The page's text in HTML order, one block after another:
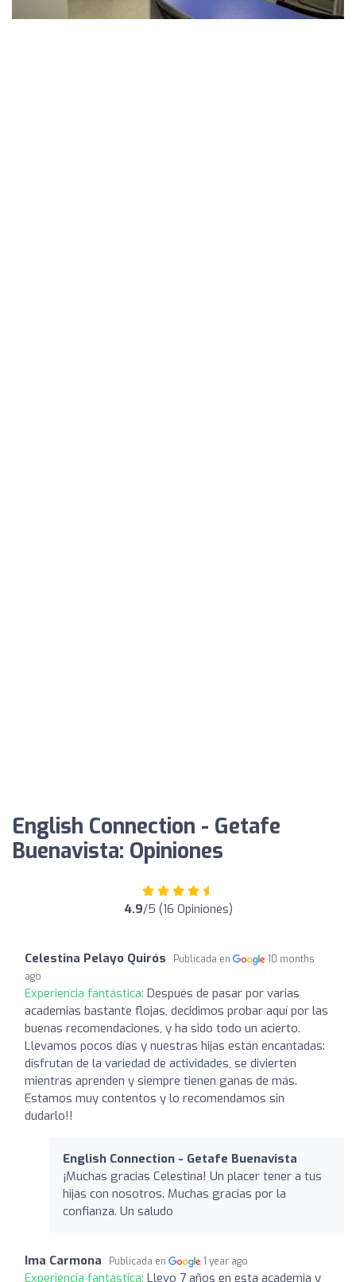
English Connection - Getafe
Buenavista: Opiniones
4.9/5 (16 Opiniones)
Celestina Pelayo Quirós Publicada en
10 months
ago
Experiencia fantástica: Después de pasar por varias
academias bastante flojas, decidimos probar aquí por las
buenas recomendaciones, y ha sido todo un acierto.
Llevamos pocos días y nuestras hijas están encantadas:
disfrutan de la variedad de actividades, se divierten
mientras aprenden y siempre tienen ganas de más.
Estamos muy contentos y lo recomendamos sin
dudarlo!!
English Connection - Getafe Buenavista
¡Muchas gracias Celestina! Un placer tener a tus
hijas con nosotros. Muchas gracias por la
confianza. Un saludo
Ima Carmona Publicada en 1 year ago
Experiencia fantástica: Llevo 7 años en esta academia y